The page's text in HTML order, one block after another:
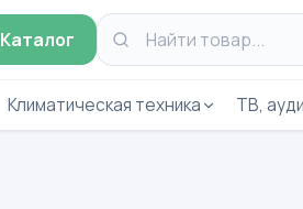
Каталог
Климатическая техника ТВ,